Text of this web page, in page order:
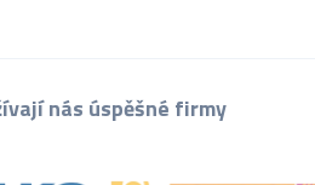
nás úspěšné firmy